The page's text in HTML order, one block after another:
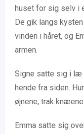
huset for sig selv i
De gik langs
vinden i håret, og
armen.
Signe satte sig i læ
hende fra siden.
øjnene, trak
Emma satte sig